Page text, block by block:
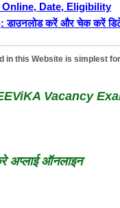
Date, Eligibility
करें और चेक करें
in this Website is simplest
Vacancy
अप्लाई ऑनलाइन